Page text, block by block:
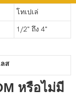
โทเปเล่
1/2" ถึง 4"
ลส
หรือไม่มี